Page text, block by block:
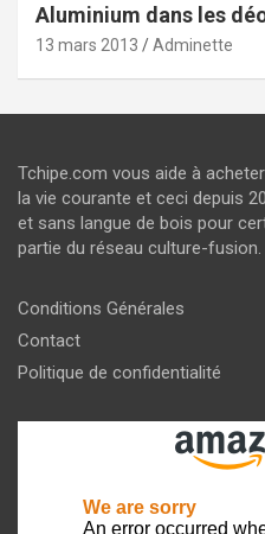
Aluminium dans les
13 mars 2013 Adminette
Tchipe.com vous aide à
la vie courante et ceci depuis
et sans langue de bois pour
partie du réseau culture-fusion.
Conditions Générales
Contact
Politique de confidentialité